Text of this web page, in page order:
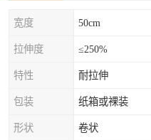
宽度 50cm
拉伸度 ≤250%
特性 耐拉伸
包装 纸箱或裸装
形状 卷状